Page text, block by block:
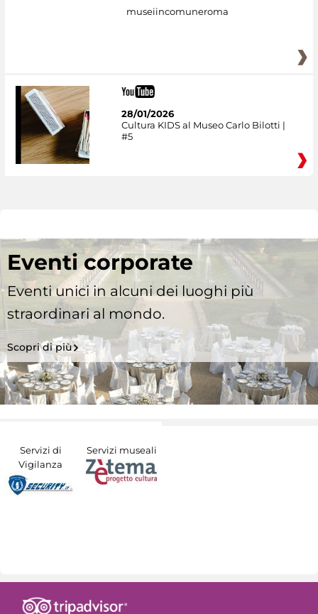
museiincomuneroma
28/01/2026
Cultura KIDS al Museo Carlo Bilotti |
#5
Eventi corporate
Eventi unici in alcuni dei luoghi più
straordinari al mondo.
Scopri di più
Servizi di
Vigilanza
Servizi museali